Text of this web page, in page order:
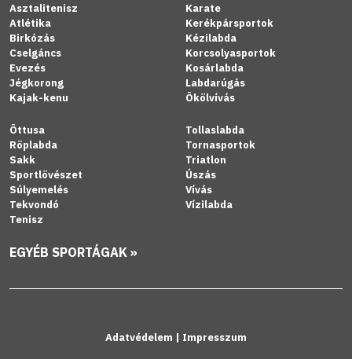
Asztalitenisz
Atlétika
Birkózás
Cselgáncs
Evezés
Jégkorong
Kajak-kenu
Karate
Kerékpársportok
Kézilabda
Korcsolyasportok
Kosárlabda
Labdarúgás
Ökölvívás
Öttusa
Röplabda
Sakk
Sportlövészet
Súlyemelés
Tekvondó
Tenisz
Tollaslabda
Tornasportok
Triatlon
Úszás
Vívás
Vízilabda
EGYÉB SPORTÁGAK »
Adatvédelem | Impresszum